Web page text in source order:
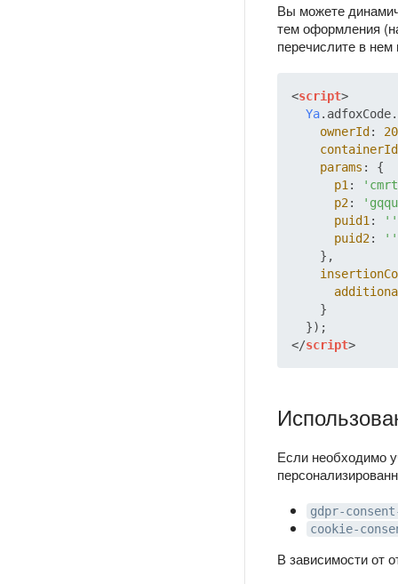
Вы можете
тем оформления
перечислите в
<script>
Ya. adfoxCode.
ownerId :
containerId
params : {
p1 :
p2:
puid1 :
''
puid2:
''
    },
    }
</script>
Если необходимо
gdpr-
cookie-
В зависимости от